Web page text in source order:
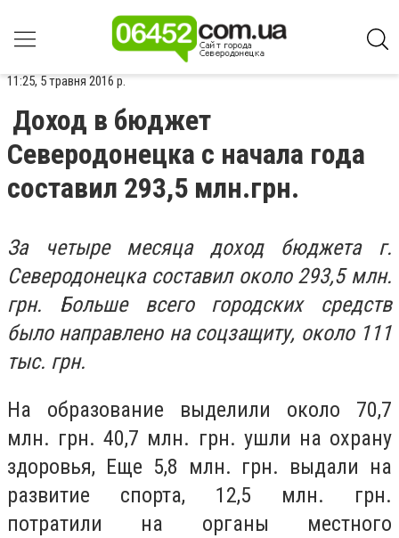
11:25, 5 травня 2016 р.
Доход в бюджет
Северодонецка с начала года
составил 293,5 млн.грн.
За четыре месяца доход бюджета г.
Северодонецка составил около 293,5 млн.
грн. Больше всего городских средств
было направлено на соцзащиту, около 111
тыс. грн.
На образование выделили около 70,7
млн. грн. 40,7 млн. грн. ушли на охрану
здоровья, Еще 5,8 млн. грн. выдали на
развитие спорта, 12,5 млн. грн.
потратили на органы местного